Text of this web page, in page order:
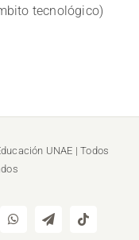
tecnológico)
UNAE | Todos
WhatsAppTelegramTiktok